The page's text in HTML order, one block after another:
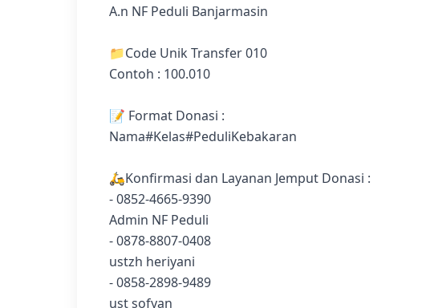
A.n NF Peduli Banjarmasin
📁Code Unik Transfer 010
Contoh : 100.010
📝 Format Donasi :
Nama#Kelas#PeduliKebakaran
🛵Konfirmasi dan Layanan Jemput Donasi :
- 0852-4665-9390
Admin NF Peduli
- 0878-8807-0408
ustzh heriyani
- 0858-2898-9489
ust sofyan